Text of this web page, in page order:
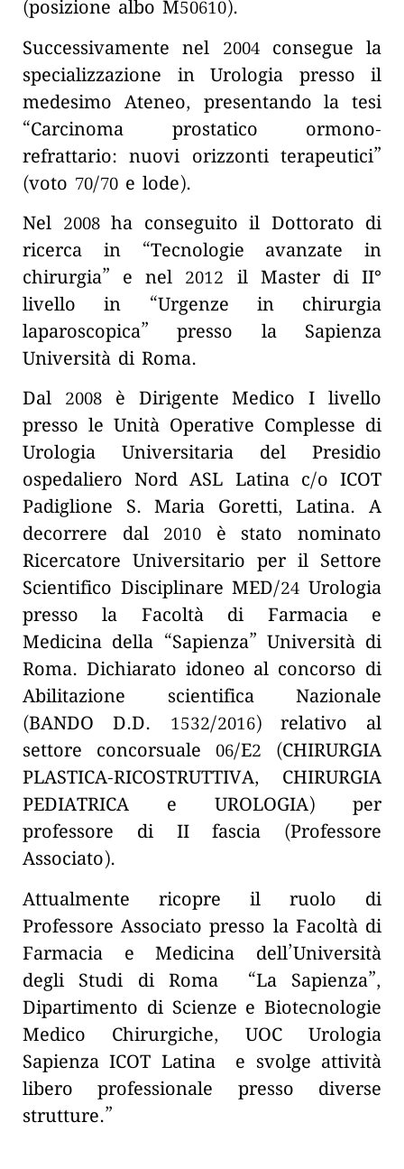
(posizione albo M50610).
Successivamente nel 2004 consegue la
specializzazione in Urologia presso il
medesimo Ateneo, presentando la tesi
“Carcinoma prostatico ormono-
refrattario: nuovi orizzonti terapeutici”
(voto 70/70 e lode).
Nel 2008 ha conseguito il Dottorato di
ricerca in “Tecnologie avanzate in
chirurgia” e nel 2012 il Master di II°
livello in “Urgenze in chirurgia
laparoscopica” presso la Sapienza
Università di Roma.
Dal 2008 è Dirigente Medico I livello
presso le Unità Operative Complesse di
Urologia Universitaria del Presidio
ospedaliero Nord ASL Latina c/o ICOT
Padiglione S. Maria Goretti, Latina. A
decorrere dal 2010 è stato nominato
Ricercatore Universitario per il Settore
Scientifico Disciplinare MED/24 Urologia
presso la Facoltà di Farmacia e
Medicina della “Sapienza” Università di
Roma. Dichiarato idoneo al concorso di
Abilitazione scientifica Nazionale
(BANDO D.D. 1532/2016) relativo al
settore concorsuale 06/E2 (CHIRURGIA
PLASTICA-RICOSTRUTTIVA, CHIRURGIA
PEDIATRICA e UROLOGIA) per
professore di II fascia (Professore
Associato).
Attualmente ricopre il ruolo di
Professore Associato presso la Facoltà di
Farmacia e Medicina dell’Università
degli Studi di Roma “La Sapienza”,
Dipartimento di Scienze e Biotecnologie
Medico Chirurgiche, UOC Urologia
Sapienza ICOT Latina e svolge attività
libero professionale presso diverse
strutture.”